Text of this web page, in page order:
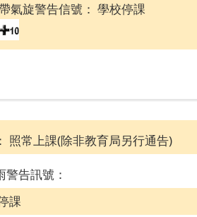
氣旋警告信號： 學校停課
照常上課(除非教育局另行通告)
告訊號：
課